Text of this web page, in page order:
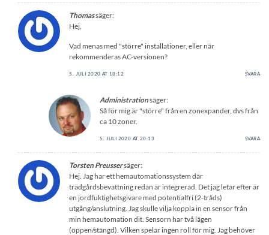
Thomassäger:
Hej,
Vad menas med "större" installationer, eller när
rekommenderas AC-versionen?
5. JULI 2020 AT 18:12 SVARA
Administrationsäger:
Så för mig är "större" från en zonexpander, dvs från
ca 10 zoner.
5. JULI 2020 AT 20:13 SVARA
Torsten Preussersäger:
Hej. Jag har ett hemautomationssystem där
trädgårdsbevattning redan är integrerad. Det jag letar efter är
en jordfuktighetsgivare med potentialfri (2-tråds)
utgång/anslutning. Jag skulle vilja koppla in en sensor från
min hemautomation dit. Sensorn har två lägen
(öppen/stängd). Vilken spelar ingen roll för mig. Jag behöver